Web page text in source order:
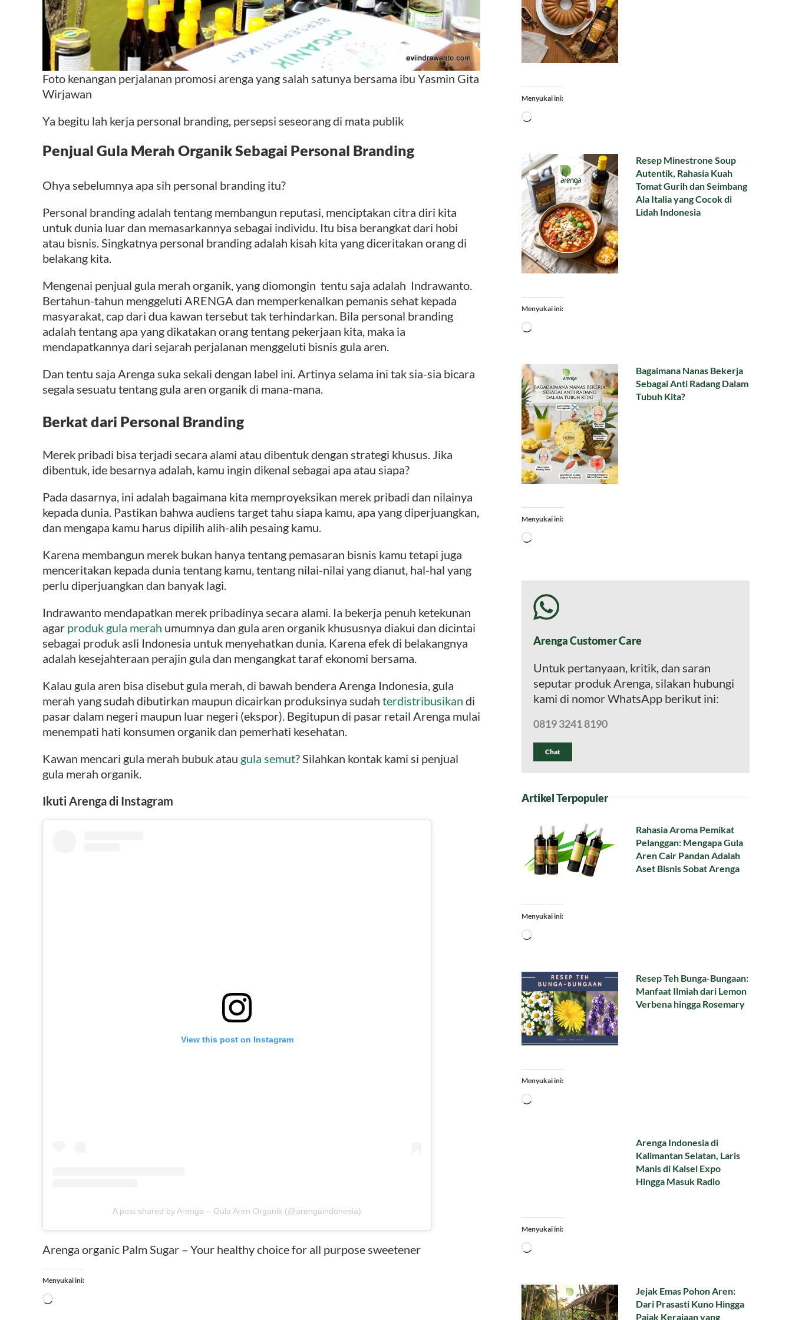
Foto kenangan perjalanan promosi arenga yang salah satunya bersama ibu Yasmin Gita
Wirjawan
Ya begitu lah kerja personal branding, persepsi seseorang di mata publik
Penjual Gula Merah Organik Sebagai Personal Branding
Ohya sebelumnya apa sih personal branding itu?
Personal branding adalah tentang membangun reputasi, menciptakan citra diri kita
untuk dunia luar dan memasarkannya sebagai individu. Itu bisa berangkat dari hobi
atau bisnis. Singkatnya personal branding adalah kisah kita yang diceritakan orang di
belakang kita.
Mengenai penjual gula merah organik, yang diomongin tentu saja adalah Indrawanto.
Bertahun-tahun menggeluti ARENGA dan memperkenalkan pemanis sehat kepada
masyarakat, cap dari dua kawan tersebut tak terhindarkan. Bila personal branding
adalah tentang apa yang dikatakan orang tentang pekerjaan kita, maka ia
mendapatkannya dari sejarah perjalanan menggeluti bisnis gula aren.
Dan tentu saja Arenga suka sekali dengan label ini. Artinya selama ini tak sia-sia bicara
segala sesuatu tentang gula aren organik di mana-mana.
Berkat dari Personal Branding
Merek pribadi bisa terjadi secara alami atau dibentuk dengan strategi khusus. Jika
dibentuk, ide besarnya adalah, kamu ingin dikenal sebagai apa atau siapa?
Pada dasarnya, ini adalah bagaimana kita memproyeksikan merek pribadi dan nilainya
kepada dunia. Pastikan bahwa audiens target tahu siapa kamu, apa yang diperjuangkan,
dan mengapa kamu harus dipilih alih-alih pesaing kamu.
Karena membangun merek bukan hanya tentang pemasaran bisnis kamu tetapi juga
menceritakan kepada dunia tentang kamu, tentang nilai-nilai yang dianut, hal-hal yang
perlu diperjuangkan dan banyak lagi.
Indrawanto mendapatkan merek pribadinya secara alami. Ia bekerja penuh ketekunan
agar produk gula merah umumnya dan gula aren organik khususnya diakui dan dicintai
sebagai produk asli Indonesia untuk menyehatkan dunia. Karena efek di belakangnya
adalah kesejahteraan perajin gula dan mengangkat taraf ekonomi bersama.
Kalau gula aren bisa disebut gula merah, di bawah bendera Arenga Indonesia, gula
merah yang sudah dibutirkan maupun dicairkan produksinya sudah terdistribusikan di
pasar dalam negeri maupun luar negeri (ekspor). Begitupun di pasar retail Arenga mulai
menempati hati konsumen organik dan pemerhati kesehatan.
Kawan mencari gula merah bubuk atau gula semut? Silahkan kontak kami si penjual
gula merah organik.
Ikuti Arenga di Instagram
View this post on Instagram
A post shared by Arenga – Gula Aren Organik (@arengaindonesia)
Arenga organic Palm Sugar – Your healthy choice for all purpose sweetener
Menyukai ini:
Memuat...
Menyukai ini:
Memuat...
Resep Minestrone Soup
Autentik, Rahasia Kuah
Tomat Gurih dan Seimbang
Ala Italia yang Cocok di
Lidah Indonesia
Menyukai ini:
Memuat...
Bagaimana Nanas Bekerja
Sebagai Anti Radang Dalam
Tubuh Kita?
Menyukai ini:
Memuat...
Arenga Customer Care
Untuk pertanyaan, kritik, dan saran
seputar produk Arenga, silakan hubungi
kami di nomor WhatsApp berikut ini:
0819 3241 8190
Chat
Artikel Terpopuler
Rahasia Aroma Pemikat
Pelanggan: Mengapa Gula
Aren Cair Pandan Adalah
Aset Bisnis Sobat Arenga
Menyukai ini:
Memuat...
Resep Teh Bunga-Bungaan:
Manfaat Ilmiah dari Lemon
Verbena hingga Rosemary
Menyukai ini:
Memuat...
Arenga Indonesia di
Kalimantan Selatan, Laris
Manis di Kalsel Expo
Hingga Masuk Radio
Menyukai ini:
Memuat...
Jejak Emas Pohon Aren:
Dari Prasasti Kuno Hingga
Pajak Kerajaan yang